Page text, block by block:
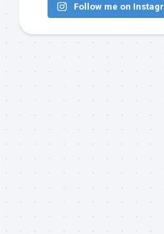
Follow me on